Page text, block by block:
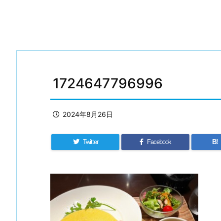
1724647796996
2024年8月26日
Twitter Facebook B!